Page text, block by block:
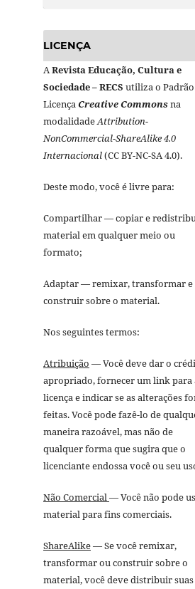
LICENÇA
ARevista Educação, Cultura e
Sociedade – RECS utiliza o
LicençaCreative Commonsna
modalidadeAttribution-
NonCommercial-ShareAlike 4.0
Internacional(CC BY-NC-SA 4.0).
Deste modo, você é livre para:
Compartilhar — copiar e
material em qualquer meio ou
formato;
Adaptar — remixar, transformar e
construir sobre o material.
Nos seguintes termos:
Atribuição — Você deve dar o
apropriado, fornecer um link para
licença e indicar se as alterações
feitas. Você pode fazê-lo de
maneira razoável, mas não de
qualquer forma que sugira que o
licenciante endossa você ou seu
Não Comercial— Você não pode
material para fins comerciais.
ShareAlike— Se você remixar,
transformar ou construir sobre o
material, você deve distribuir suas